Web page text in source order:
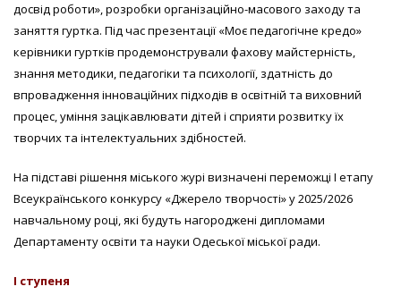
досвід роботи», розробки організаційно-масового заходу та
заняття гуртка. Під час презентації «Моє педагогічне кредо»
керівники гуртків продемонстрували фахову майстерність,
знання методики, педагогіки та психології, здатність до
впровадження інноваційних підходів в освітній та виховний
процес, уміння зацікавлювати дітей і сприяти розвитку їх
творчих та інтелектуальних здібностей.
На підставі рішення міського журі визначені переможці І етапу
Всеукраїнського конкурсу «Джерело творчості» у 2025/2026
навчальному році, які будуть нагороджені дипломами
Департаменту освіти та науки Одеської міської ради.
І ступеня